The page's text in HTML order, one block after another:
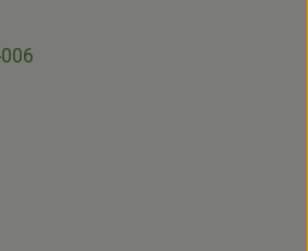
www.instagram.com/die.hofkiste/
https://www.facebook.com/p/Die-